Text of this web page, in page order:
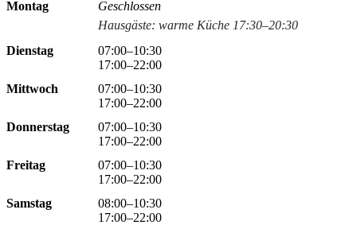
Montag
Geschlossen
Hausgäste: warme Küche 17:30–20:30
Dienstag
07:00–10:30
17:00–22:00
Mittwoch
07:00–10:30
17:00–22:00
Donnerstag
07:00–10:30
17:00–22:00
Freitag
07:00–10:30
17:00–22:00
Samstag
08:00–10:30
17:00–22:00